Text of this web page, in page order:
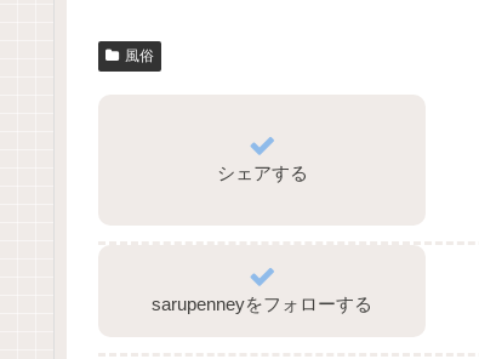
風俗
シェアする
sarupenneyをフォローする